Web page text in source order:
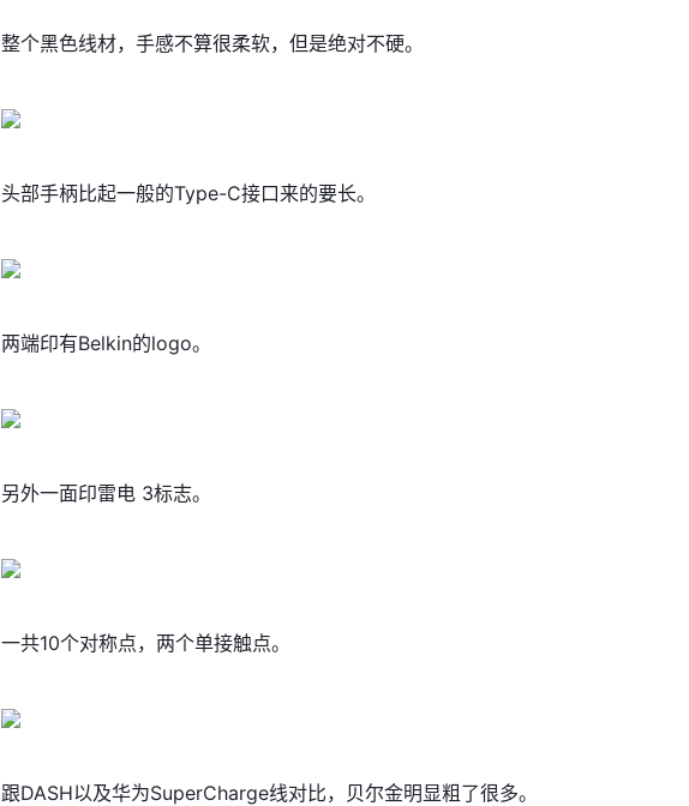
整个黑色线材，手感不算很柔软，但是绝对不硬。
头部手柄比起一般的Type-C接口来的要长。
两端印有Belkin的logo。
另外一面印雷电 3标志。
一共10个对称点，两个单接触点。
跟DASH以及华为SuperCharge线对比，贝尔金明显粗了很多。